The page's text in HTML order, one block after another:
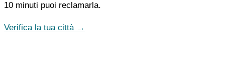
10 minuti puoi reclamarla.
Verifica la tua città →